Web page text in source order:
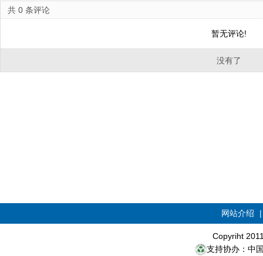
共 0 条评论
暂无评论!
没有了
网站介绍
Copyriht
支持协办：中